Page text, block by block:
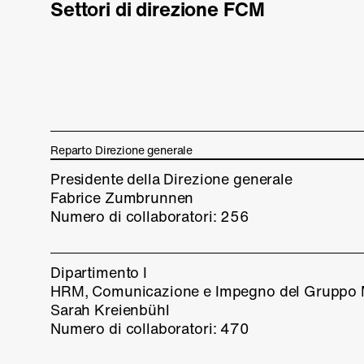
Settori di direzione FCM
Reparto Direzione generale
Presidente della Direzione generale
Fabrice Zumbrunnen
Numero di collaboratori: 256
Dipartimento I
HRM, Comunicazione e Impegno del Gruppo
Sarah Kreienbühl
Numero di collaboratori: 470